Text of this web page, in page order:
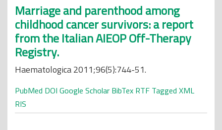
Marriage and parenthood among
childhood cancer survivors: a report
from the Italian AIEOP Off-Therapy
Registry.
Haematologica 2011;96(5):744-51.
PubMed DOI Google Scholar BibTex RTF Tagged XML
RIS